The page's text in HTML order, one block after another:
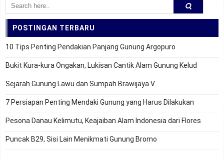
POSTINGAN TERBARU
10 Tips Penting Pendakian Panjang Gunung Argopuro
Bukit Kura-kura Ongakan, Lukisan Cantik Alam Gunung Kelud
Sejarah Gunung Lawu dan Sumpah Brawijaya V
7 Persiapan Penting Mendaki Gunung yang Harus Dilakukan
Pesona Danau Kelimutu, Keajaiban Alam Indonesia dari Flores
Puncak B29, Sisi Lain Menikmati Gunung Bromo